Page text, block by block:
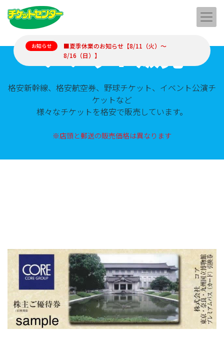
お知らせ
■夏季休業のお知らせ【8/11（火）～
8/16（日）】
チケット販売
格安新幹線、格安航空券、野球チケット、イベント公演チ
ケットなど
様々なチケットを格安で販売しています。
※店頭と郵送の販売価格は異なります